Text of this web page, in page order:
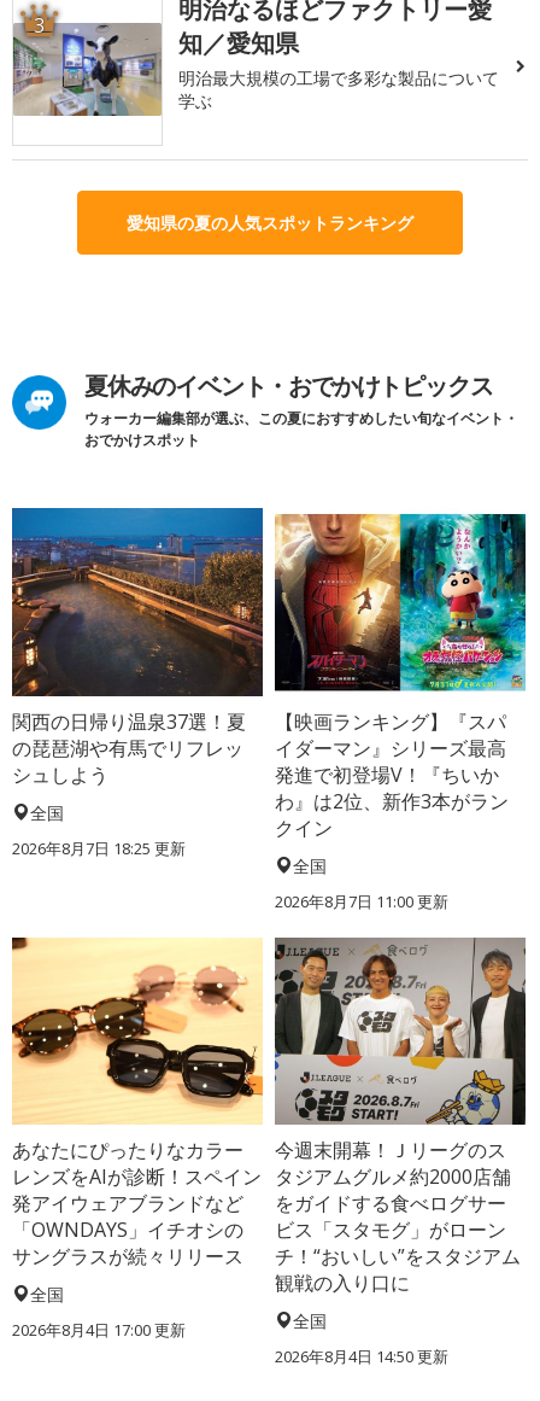
3
明治なるほどファクトリー愛
知／愛知県
明治最大規模の工場で多彩な製品について
学ぶ
愛知県の夏の人気スポットランキング
夏休みのイベント・おでかけトピックス
ウォーカー編集部が選ぶ、この夏におすすめしたい旬なイベント・
おでかけスポット
関西の日帰り温泉37選！夏
の琵琶湖や有馬でリフレッ
シュしよう
全国
2026年8月7日 18:25 更新
【映画ランキング】『スパ
イダーマン』シリーズ最高
発進で初登場V！『ちいか
わ』は2位、新作3本がラン
クイン
全国
2026年8月7日 11:00更新
あなたにぴったりなカラー
レンズをAIが診断！スペイン
発アイウェアブランドなど
「OWNDAYS」イチオシの
サングラスが続々リリース
全国
2026年8月4日 17:00更新
今週末開幕！Ｊリーグのス
タジアムグルメ約2000店舗
をガイドする食べログサー
ビス「スタモグ」がローン
チ！“おいしい”をスタジアム
観戦の入り口に
全国
2026年8月4日 14:50更新